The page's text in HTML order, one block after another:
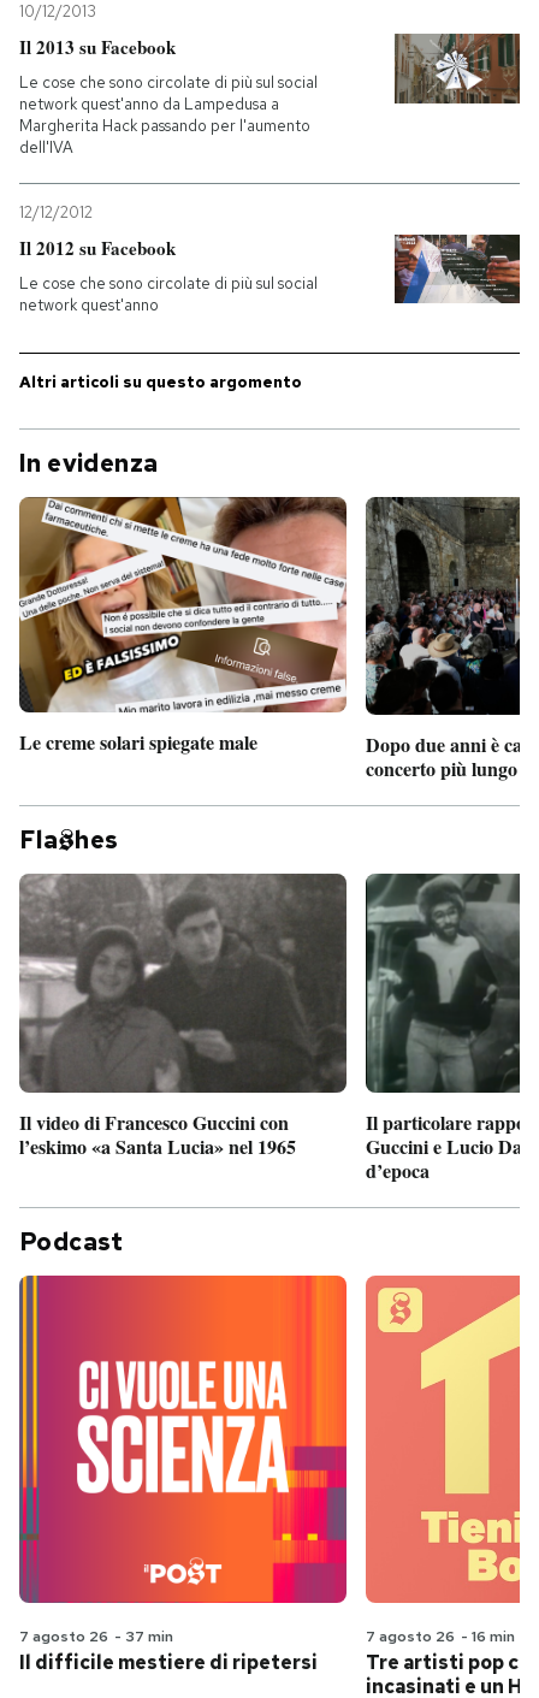
Entra
10/12/2013
Il 2013 su Facebook
Le cose che sono circolate di più sul social
network quest'anno da Lampedusa a
Margherita Hack passando per l'aumento
dell'IVA
12/12/2012
Il 2012 su Facebook
Le cose che sono circolate di più sul social
network quest'anno
Altri articoli su questo argomento
In evidenza
Le creme solari spiegate male
Dopo due anni è
concerto più lungo
Fla hes
Il video di Francesco Guccini con
l’eskimo «a Santa Lucia» nel 1965
Il particolare
Guccini e Lucio
d’epoca
Podcast
7 agosto 26 - 37 min
Il difficile mestiere di ripetersi
7 agosto 26 - 16 min
Tre artisti pop
incasinati e un